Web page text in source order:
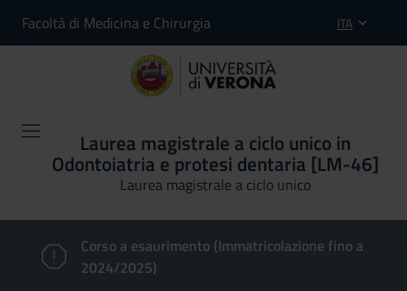
Facoltà di Medicina e Chirurgia ITA
Laurea magistrale a ciclo unico in
Odontoiatria e protesi dentaria [LM-46]
Laurea magistrale a ciclo unico
Corso a esaurimento (Immatricolazione fino a
2024/2025)